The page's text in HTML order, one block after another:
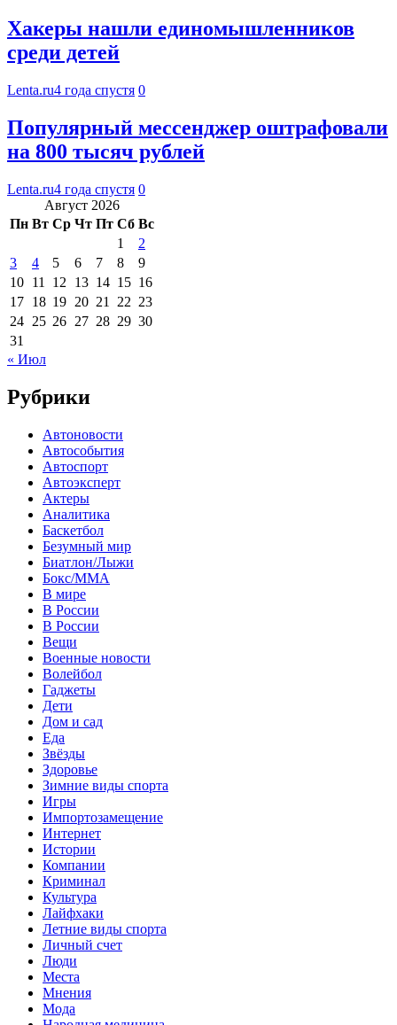
Хакеры нашли единомышленников
среди детей
Lenta.ru4 года спустя 0
Популярный мессенджер оштрафовали
на 800 тысяч рублей
Lenta.ru4 года спустя 0
Август 2026
Пн Вт Ср Чт Пт Сб Вс
1
2
3
4 5 6 7 8
9
10 11 12 13 14 15 16
17 18 19 20 21 22 23
24 25 26 27 28 29 30
31
« Июл
Рубрики
Автоновости
Автособытия
Автоспорт
Автоэксперт
Актеры
Аналитика
Баскетбол
Безумный мир
Биатлон/Лыжи
Бокс/MMA
В мире
В России
В России
Вещи
Военные новости
Волейбол
Гаджеты
Дети
Дом и сад
Еда
Звёзды
Здоровье
Зимние виды спорта
Игры
Импортозамещение
Интернет
Истории
Компании
Криминал
Культура
Лайфхаки
Летние виды спорта
Личный счет
Люди
Места
Мнения
Мода